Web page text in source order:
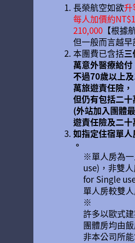
長榮航空如欲升
每人加價約
210,000 【根據
但一般而言越早
本團費已含括
萬意外醫療給付
不過70歲以上
萬旅遊責任險，
但仍有包括二十
(外站加入團體
遊責任險及二
如指定住宿單
。
※單人房為
use)，非雙
for Single
單人房較雙
※
許多以歐式
團體房均由
非本公司所